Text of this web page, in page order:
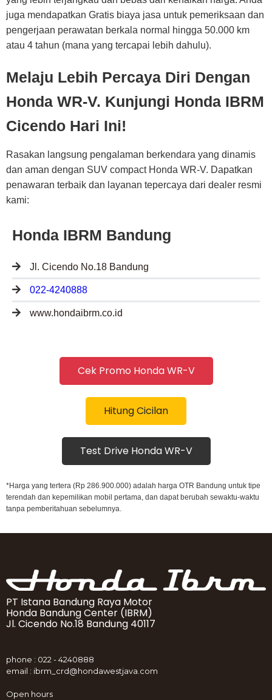
juga mendapatkan Gratis biaya jasa untuk pemeriksaan dan
pengerjaan perawatan berkala normal hingga 50.000 km
atau 4 tahun (mana yang tercapai lebih dahulu).
Melaju Lebih Percaya Diri Dengan
Honda WR-V. Kunjungi Honda IBRM
Cicendo Hari Ini!
Rasakan langsung pengalaman berkendara yang dinamis
dan aman dengan SUV compact Honda WR-V. Dapatkan
penawaran terbaik dan layanan tepercaya dari dealer resmi
kami:
Honda IBRM Bandung
Jl. Cicendo No.18 Bandung
022-4240888
www.hondaibrm.co.id
Cek Promo Honda WR-V
Hitung Cicilan
Test Drive Honda WR-V
*Harga yang tertera (Rp 286.900.000) adalah harga OTR Bandung untuk tipe
terendah dan kepemilikan mobil pertama, dan dapat berubah sewaktu-waktu
tanpa pemberitahuan sebelumnya.
PT Istana Bandung Raya Motor
Honda Bandung Center (IBRM)
Jl. Cicendo No.18 Bandung 40117
phone : 022 - 4240888
email : ibrm_crd@hondawestjava.com
Open hours